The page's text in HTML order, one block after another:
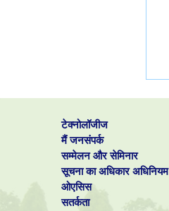
टेक्नोलॉजीज
मैं जनसंपर्क
सम्मेलन और सेमिनार
सूचना का अधिकार अधिनियम
ओएसिस
सतर्कता